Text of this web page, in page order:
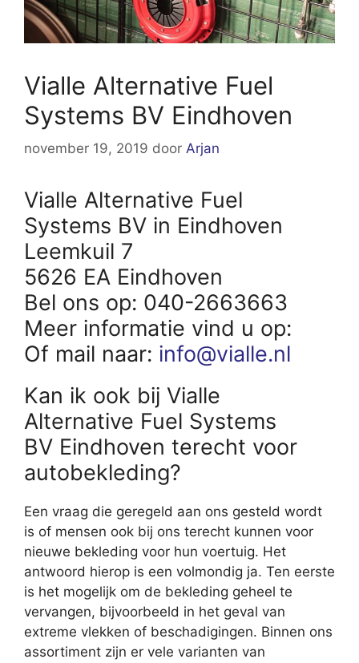
Vialle Alternative Fuel
Systems BV Eindhoven
november 19, 2019 door Arjan
Vialle Alternative Fuel
Systems BV in Eindhoven
Leemkuil 7
5626 EA Eindhoven
Bel ons op: 040-2663663
Meer informatie vind u op:
Of mail naar: info@vialle.nl
Kan ik ook bij Vialle
Alternative Fuel Systems
BV Eindhoven terecht voor
autobekleding?
Een vraag die geregeld aan ons gesteld wordt
is of mensen ook bij ons terecht kunnen voor
nieuwe bekleding voor hun voertuig. Het
antwoord hierop is een volmondig ja. Ten eerste
is het mogelijk om de bekleding geheel te
vervangen, bijvoorbeeld in het geval van
extreme vlekken of beschadigingen. Binnen ons
assortiment zijn er vele varianten van